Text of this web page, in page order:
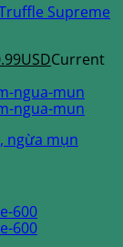
Supreme
USDCurrent
ngừa mụn